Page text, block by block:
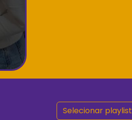
Selecionar playlist